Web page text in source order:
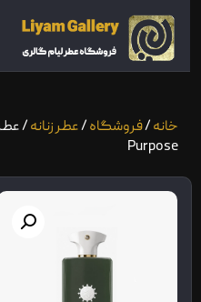
خانه/فروشگاه/عطر زنانه
Purpose